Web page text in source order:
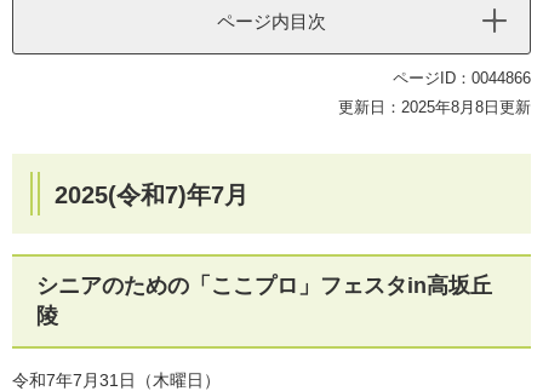
ページ内目次
ページID：0044866
更新日：2025年8月8日更新
2025(令和7)年7月
シニアのための「ここプロ」フェスタin高坂丘
陵
令和7年7月31日（木曜日）